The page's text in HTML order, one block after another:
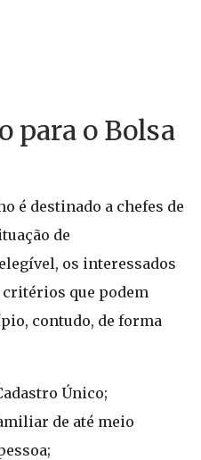
para o Bolsa
é destinado a chefes de
de
os interessados
critérios que podem
contudo, de forma
Único;
de até meio